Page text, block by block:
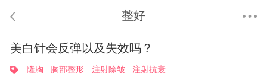
整好
美白针会反弹以及失效吗？
隆胸 胸部整形 注射除皱 注射抗衰